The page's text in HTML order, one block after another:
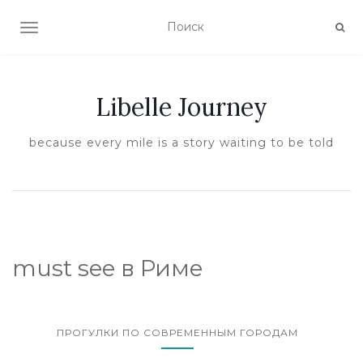
ПОКАЗАТЬ/СКРЫТЬ НАВИГАЦИЮ
Libelle Journey
because every mile is a story waiting to be told
must see в Риме
ПРОГУЛКИ ПО СОВРЕМЕННЫМ ГОРОДАМ